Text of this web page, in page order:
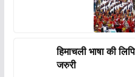
हिमाचली भाषा की लिपि ‘टांकरी’ का संरक्षण
जरुरी